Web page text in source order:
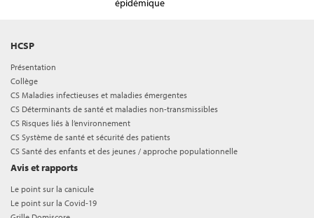
épidémique
HCSP
Présentation
Collège
CS Maladies infectieuses et maladies émergentes
CS Déterminants de santé et maladies non-transmissibles
CS Risques liés à l’environnement
CS Système de santé et sécurité des patients
CS Santé des enfants et des jeunes / approche populationnelle
Avis et rapports
Le point sur la canicule
Le point sur la Covid-19